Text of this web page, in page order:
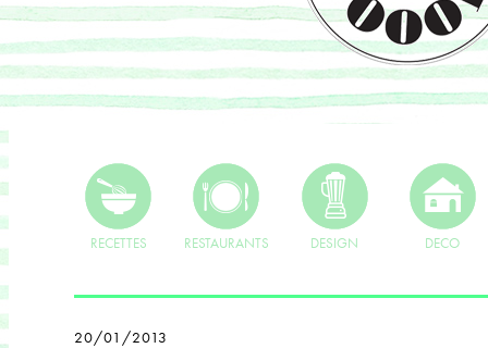
RECETTES RESTAURANTS DESIGN DECO
20/01/2013